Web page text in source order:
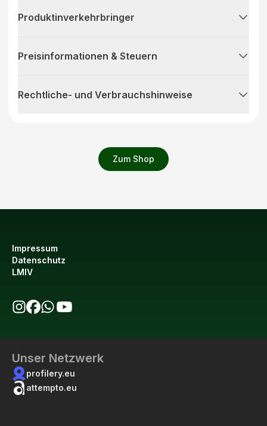
Zum Shop
Produktinverkehrbringer
Preisinformationen & Steuern
Rechtliche- und Verbrauchshinweise
Impressum
Datenschutz
LMIV
Unser Netzwerk
profilery.eu
attempto.eu